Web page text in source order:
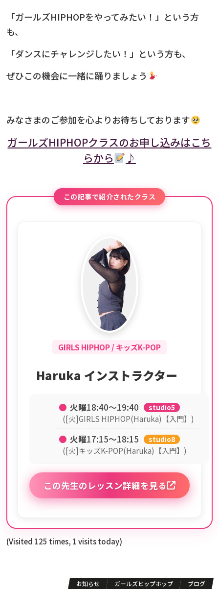
「ガールズHIPHOPをやってみたい！」という方
も、
「ダンスにチャレンジしたい！」という方も、
ぜひこの機会に一緒に踊りましょう
みなさまのご参加を心よりお待ちしております
ガールズHIPHOPクラスのお申し込みはこち
らから
♪
この記事で紹介されたクラス
GIRLS HIPHOP / キッズK-POP
Haruka インストラクター
● 火曜18:40〜19:40 studio5
([火]GIRLS HIPHOP(Haruka)【入門】)
● 火曜17:15〜18:15 studio8
([火]キッズK-POP(Haruka)【入門】)
この先生のレッスン詳細を見る
(Visited 125 times, 1 visits today)
お知らせ ガールズヒップホップ ブログ